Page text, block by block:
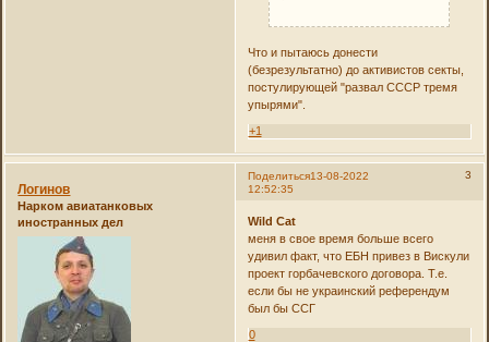
Что и пытаюсь донести
(безрезультатно) до активистов секты,
постулирующей "развал СССР тремя
упырями".
+1
Поделиться 3
13-08-2022
12:52:35
Логинов
Нарком авиатанковых
иностранных дел
Wild Cat
меня в свое время больше всего
удивил факт, что ЕБН привез в Вискули
проект горбачевского договора. Т.е.
если бы не украинский референдум
был бы ССГ
0